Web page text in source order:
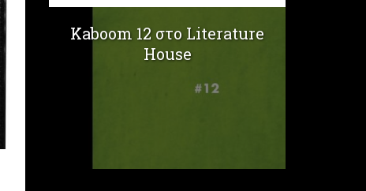
Kaboom 12 στο Literature
House